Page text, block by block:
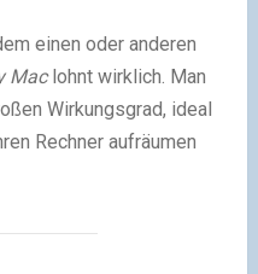
einen oder anderen
Maclohnt wirklich. Man
Wirkungsgrad, ideal
Rechner aufräumen